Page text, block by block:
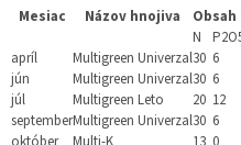
Mesiac Názov hnojiva
N
apríl
Multigreen Univerzal30 6
jún
Multigreen Univerzal30 6
júl
Multigreen Leto 20 12
septemberMultigreen Univerzal30 6